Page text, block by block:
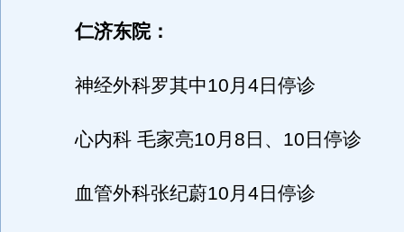
仁济东院：
神经外科罗其中10月4日停诊
心内科 毛家亮10月8日、10日停诊
血管外科张纪蔚10月4日停诊